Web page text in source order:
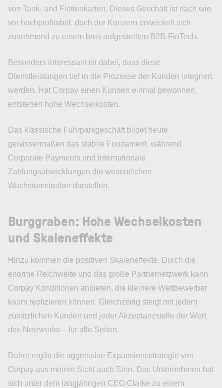
von Tank- und Flottenkarten. Dieses Geschäft ist nach wie
vor hochprofitabel, doch der Konzern entwickelt sich
zunehmend zu einem breit aufgestellten B2B-FinTech.
Besonders interessant ist dabei, dass diese
Dienstleistungen tief in die Prozesse der Kunden integriert
werden. Hat Corpay einen Kunden einmal gewonnen,
entstehen hohe Wechselkosten.
Das klassische Fuhrparkgeschäft bildet heute
gewissermaßen das stabile Fundament, während
Corporate Payments und internationale
Zahlungsabwicklungen die wesentlichen
Wachstumstreiber darstellen.
Burggraben: Hohe Wechselkosten
und Skaleneffekte
Hinzu kommen die positiven Skaleneffekte. Durch die
enorme Reichweite und das große Partnernetzwerk kann
Corpay Konditionen anbieten, die kleinere Wettbewerber
kaum replizieren können. Gleichzeitig steigt mit jedem
zusätzlichen Kunden und jeder Akzeptanzstelle der Wert
des Netzwerks – für alle Seiten.
Daher ergibt die aggressive Expansionsstrategie von
Corpay aus meiner Sicht auch Sinn. Das Unternehmen hat
sich unter dem langjährigen CEO Clarke zu einem